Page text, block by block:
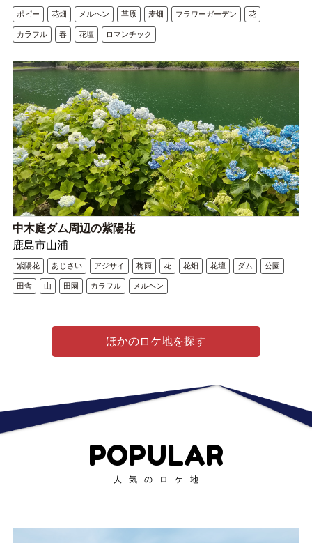
ポピー 花畑 メルヘン 草原 麦畑 フラワーガーデン 花
カラフル 春 花壇 ロマンチック
中木庭ダム周辺の紫陽花
鹿島市山浦
紫陽花 あじさい アジサイ 梅雨 花 花畑 花壇 ダム 公園
田舎 山 田園 カラフル メルヘン
ほかのロケ地を探す
POPULAR
人気のロケ地